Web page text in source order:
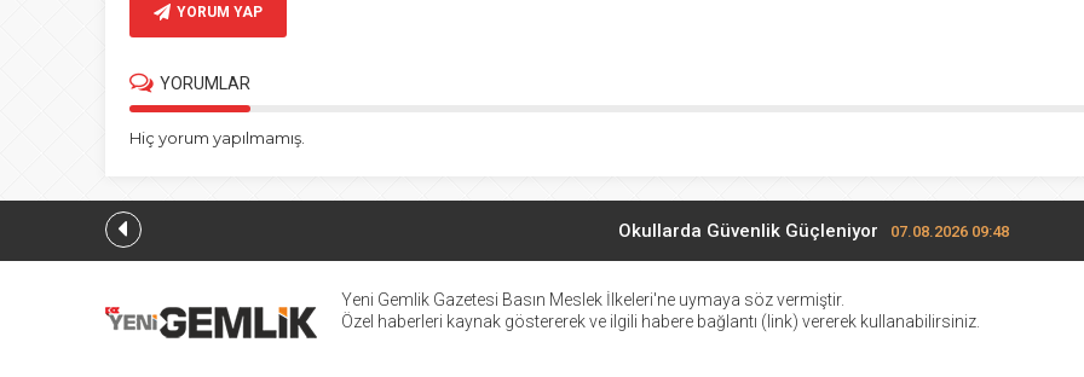
YORUM YAP
YORUMLAR
Hiç yorum yapılmamış.
Okullarda Güvenlik Güçleniyor 07.08.2026 09:48
BTSO Başkanı Burkay: “Bursa Dünyanın Ticaret Merkezi Olacak”
Yeni Gemlik Gazetesi Basın Meslek İlkeleri'ne uymaya söz vermiştir.
Özel haberleri kaynak göstererek ve ilgili habere bağlantı (link) vererek kullanabilirsiniz.